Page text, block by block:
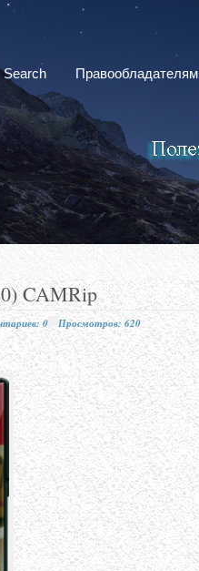
Search Правообладателям
CAMRip
0 Просмотров: 620